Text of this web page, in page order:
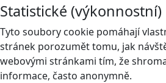
Statistické (výkonnostní)
Tyto soubory cookie pomáhají
stránek porozumět tomu, jak
webovými stránkami tím, že
informace, často anonymně.